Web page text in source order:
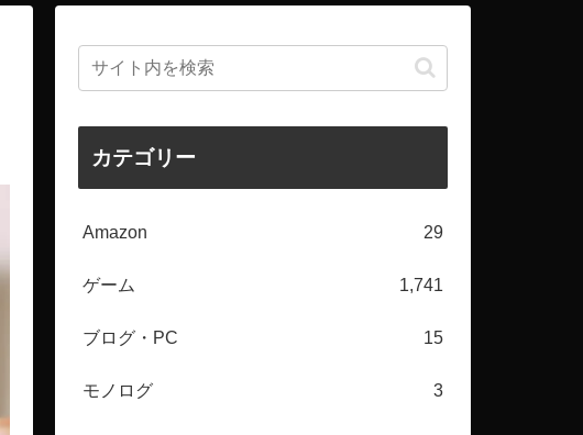
カテゴリー
Amazon 29
ゲーム 1,741
ブログ・PC 15
モノログ 3